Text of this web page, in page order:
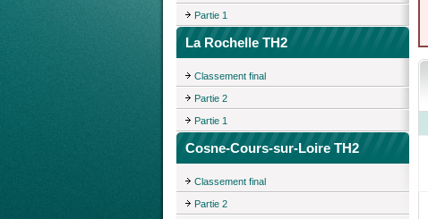
Partie 1
La Rochelle TH2
Classement final
Partie 2
Partie 1
Cosne-Cours-sur-Loire TH2
Classement final
Partie 2